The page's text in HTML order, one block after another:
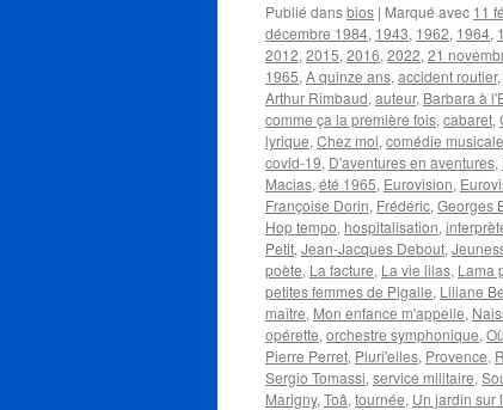
Publié dansbios | Marqué avec 11
décembre 1984, 1943, 1962, 1964,
2012, 2015, 2016, 2022, 21
1965, A quinze ans, accident routier,
Arthur Rimbaud, auteur, Barbara à
comme ça la première fois, cabaret,
lyrique, Chez moi, comédie musicale
covid-19, D'aventures en aventures,
Macias, été 1965, Eurovision,
Françoise Dorin, Frédéric, Georges
Hop tempo, hospitalisation,
Petit, Jean-Jacques Debout,
poète, La facture, La vie lilas, Lama
petites femmes de Pigalle, Liliane
maître, Mon enfance m'appelle,
opérette, orchestre symphonique,
Pierre Perret, Pluri'elles, Provence,
Sergio Tomassi, service militaire,
Marigny, Toâ, tournée, Un jardin sur